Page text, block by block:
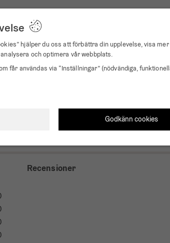
då automatiskt söka efter RC-signalen (tar
RC-signal 14 gånger / dygn.
allt vid den första sökningen av RC-signalen.
Recensioner
hjälper du oss att förbättra din upplevelse, visa
och optimera vår webbplats.
får användas via “Inställningar” (nödvändiga,
Godkänn cookies